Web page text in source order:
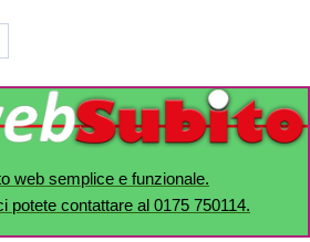
web semplice e funzionale.
potete contattare al 0175 750114.